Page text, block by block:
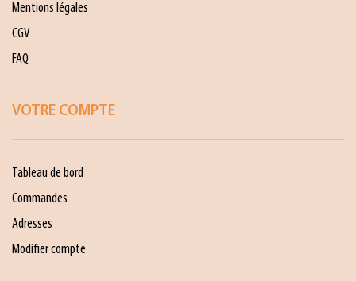
Mentions légales
CGV
FAQ
VOTRE COMPTE
Tableau de bord
Commandes
Adresses
Modifier compte